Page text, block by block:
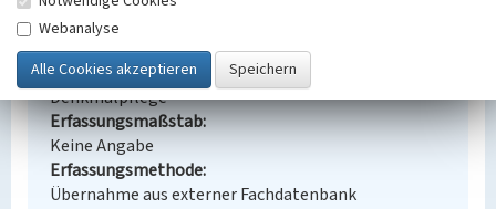
Ort
Lauta, Stadt
Fachsicht(en)
Denkmalpflege
Erfassungsmaßstab
Keine Angabe
Erfassungsmethode
Übernahme aus externer Fachdatenbank
Webanalyse